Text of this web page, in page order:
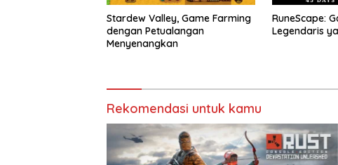
Stardew Valley, Game Farming
dengan Petualangan
Menyenangkan
RuneScape:
Legendaris
Rekomendasi untuk kamu